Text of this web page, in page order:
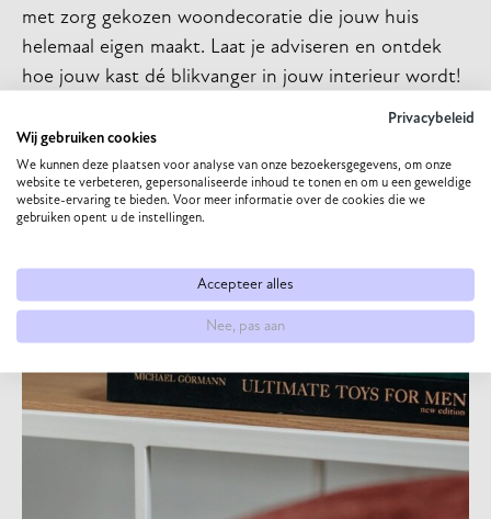
met zorg gekozen woondecoratie die jouw huis
helemaal eigen maakt. Laat je adviseren en ontdek
hoe jouw kast dé blikvanger in jouw interieur wordt!
Privacybeleid
Wij gebruiken cookies
We kunnen deze plaatsen voor analyse van onze bezoekersgegevens, om onze
website te verbeteren, gepersonaliseerde inhoud te tonen en om u een geweldige
website-ervaring te bieden. Voor meer informatie over de cookies die we
gebruiken opent u de instellingen.
Accepteer alles
Nee, pas aan